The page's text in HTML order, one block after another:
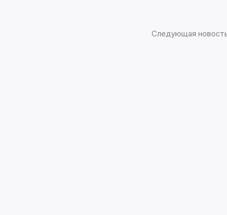
Следующая